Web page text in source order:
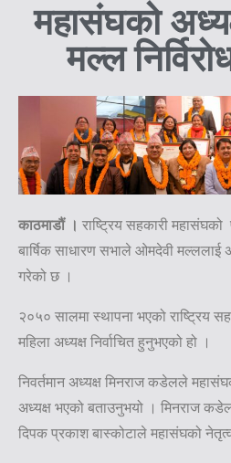
महासंघको
मल्ल
काठमाडौं । राष्ट्रिय सहकारी
बार्षिक साधारण सभाले ओमदेवी मल्ललाई
गरेको छ ।
२०५० सालमा स्थापना भएको राष्ट्रिय
महिला अध्यक्ष निर्वाचित हुनुभएको हो ।
निवर्तमान अध्यक्ष मिनराज कडेलले
अध्यक्ष भएको बताउनुभयो । मिनराज
दिपक प्रकाश बास्कोटाले महासंघको